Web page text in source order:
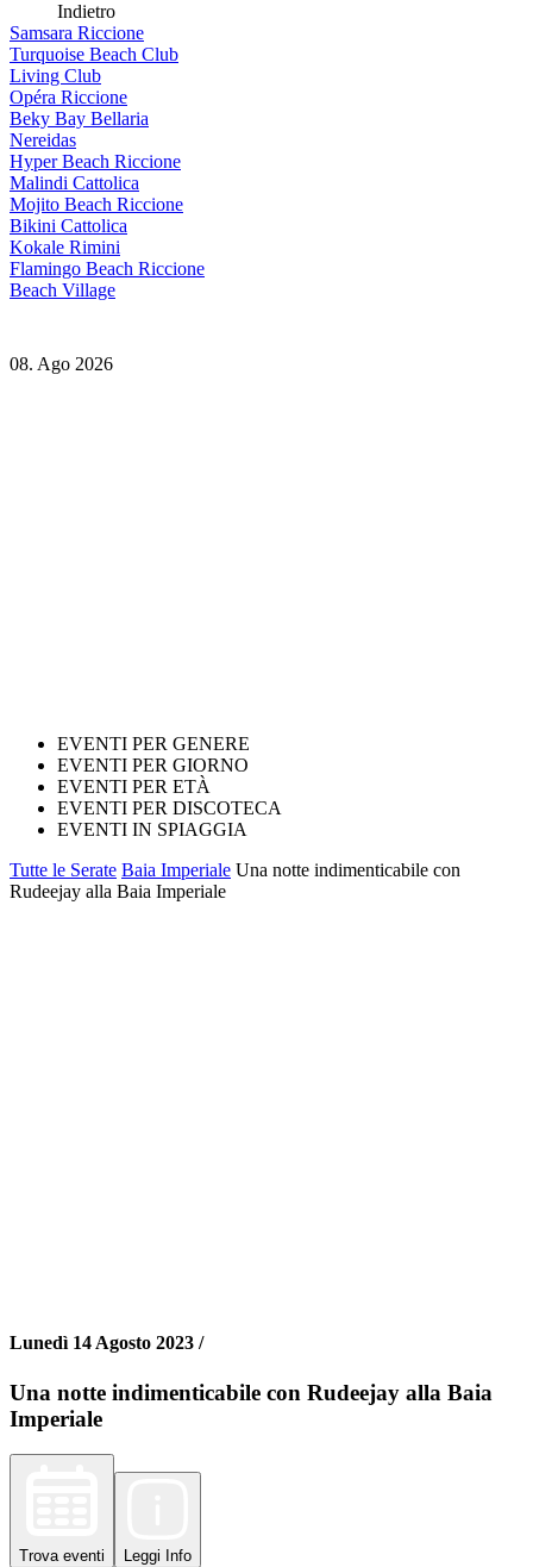
Indietro
Samsara Riccione
Turquoise Beach Club
Living Club
Opéra Riccione
Beky Bay Bellaria
Nereidas
Hyper Beach Riccione
Malindi Cattolica
Mojito Beach Riccione
Bikini Cattolica
Kokale Rimini
Flamingo Beach Riccione
Beach Village
08. Ago 2026
EVENTI PER GENERE
EVENTI PER GIORNO
EVENTI PER ETÀ
EVENTI PER DISCOTECA
EVENTI IN SPIAGGIA
Tutte le Serate Baia Imperiale Una notte indimenticabile con
Rudeejay alla Baia Imperiale
Lunedì 14 Agosto 2023 /
Una notte indimenticabile con Rudeejay alla Baia
Imperiale
Trova eventi Leggi Info